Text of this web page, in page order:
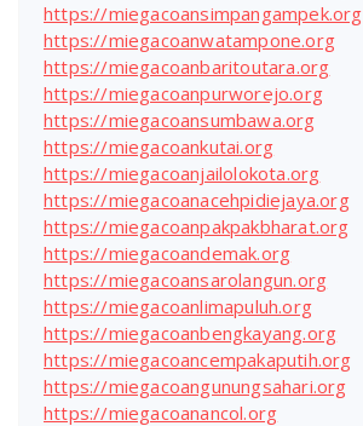
https://miegacoansimpangampek.org
https://miegacoanwatampone.org
https://miegacoanbaritoutara.org
https://miegacoanpurworejo.org
https://miegacoansumbawa.org
https://miegacoankutai.org
https://miegacoanjailolokota.org
https://miegacoanacehpidiejaya.org
https://miegacoanpakpakbharat.org
https://miegacoandemak.org
https://miegacoansarolangun.org
https://miegacoanlimapuluh.org
https://miegacoanbengkayang.org
https://miegacoancempakaputih.org
https://miegacoangunungsahari.org
https://miegacoanancol.org